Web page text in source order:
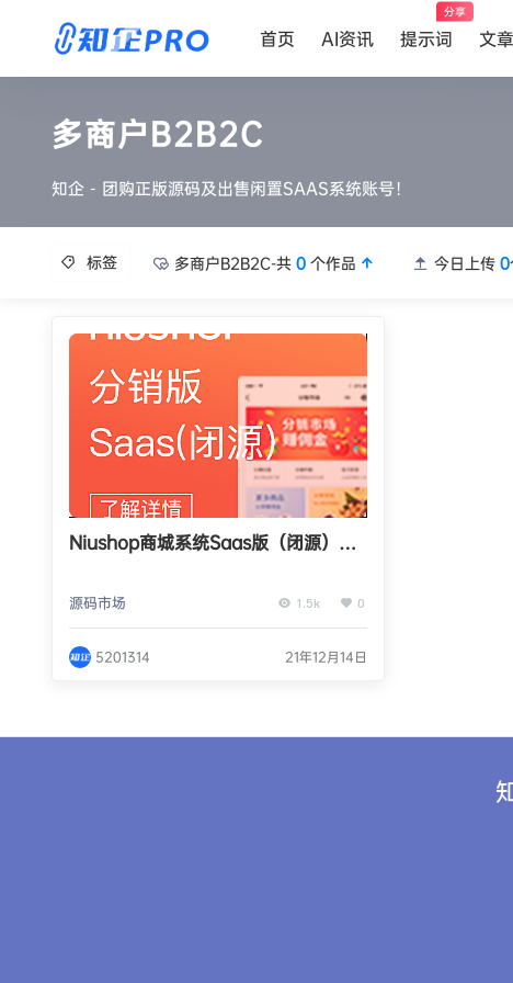
首页 AI资讯 提示词
分享
文章
多商户B2B2C
知企 - 团购正版源码及出售闲置SAAS系统账号！
标签 多商户B2B2C-共 0 个作品 今日上传 0
Niushop商城系统Saas版（闭源）正
源码市场 1.5k 0
5201314 21年12月14日